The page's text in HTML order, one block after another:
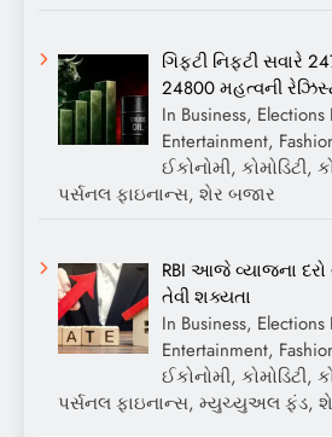
ગિફ્ટી નિફ્ટી સવારે
24800 મહત્વની
In Business,
Entertainment,
ઈકોનોમી, કોમોડિટી,
પર્સનલ ફાઇનાન્સ, શેર બજાર
RBI આજે વ્યાજના
તેવી શક્યતા
In Business,
Entertainment,
ઈકોનોમી, કોમોડિટી,
પર્સનલ ફાઇનાન્સ, મ્યુચ્યુઅલ ફંડ,